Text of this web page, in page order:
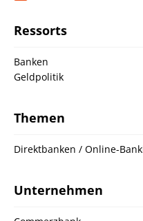
Ressorts
Banken
Geldpolitik
Themen
Direktbanken / Online-
Unternehmen